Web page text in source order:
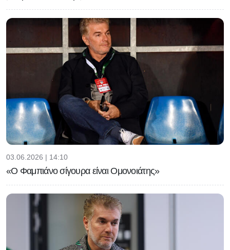
03.06.2026 | 14:10
«Ο Φαμπιάνο σίγουρα είναι Ομονοιάτης»